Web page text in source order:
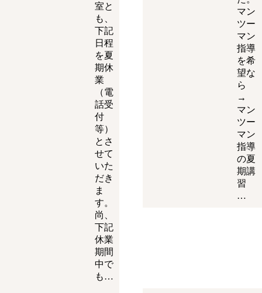
室と
も、
下記
日程
を夏
期休
業
（電
話受
付
等）
とさ
せて
いた
だき
ま
す。
尚、
下記
休業
期間
中で
も…
マン
ツー
マン
指導
を希
望な
ら
→
マン
ツー
マン
指導
の夏
期講
習
…